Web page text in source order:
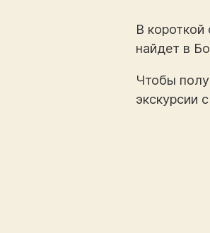
В
найдет в
Чтобы
экскурсии